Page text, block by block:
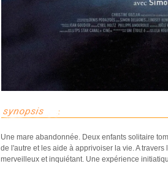
Une mare abandonnée. Deux enfants solitaire
de l'autre et les aide à apprivoiser la vie. A
merveilleux et inquiétant. Une expérience